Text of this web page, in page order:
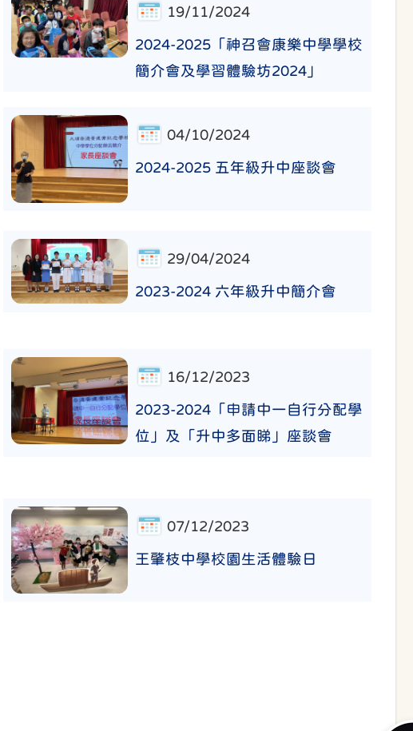
19/11/2024
2024-2025「神召會康樂中學學校
簡介會及學習體驗坊2024」
04/10/2024
2024-2025 五年級升中座談會
29/04/2024
2023-2024 六年級升中簡介會
16/12/2023
2023-2024「申請中一自行分配學
位」及「升中多面睇」座談會
07/12/2023
王肇枝中學校園生活體驗日